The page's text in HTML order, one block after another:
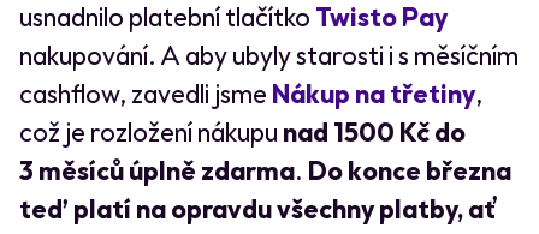
usnadnilo platební tlačítko Twisto Pay
nakupování. A aby ubyly starosti i s měsíčním
cashflow, zavedli jsme Nákup na třetiny,
což je rozložení nákupu nad 1500 Kč do
3 měsíců úplně zdarma. Do konce března
teď platí na opravdu všechny platby, ať